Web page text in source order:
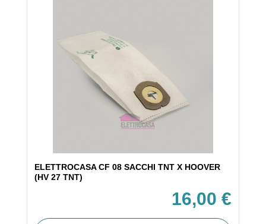
ELETTROCASA CF 08 SACCHI TNT X HOOVER
(HV 27 TNT)
16,00 €